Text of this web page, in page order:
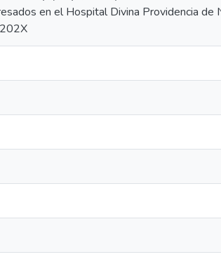
en el Hospital Divina Providencia